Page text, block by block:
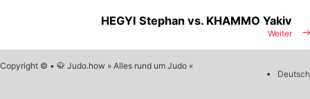
Weiter
HEGYI Stephan vs. KHAMMO Yakiv
Copyright © • 🥋 Judo.how » Alles rund um Judo «
Deutsch